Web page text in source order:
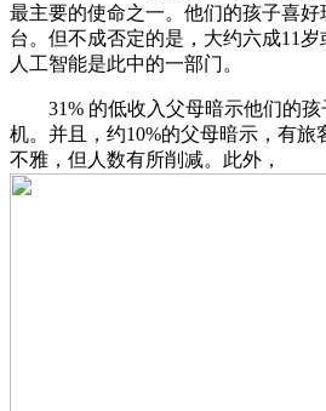
最主要的使命之一。他们的孩子喜好
台。但不成否定的是，大约六成11岁
人工智能是此中的一部门。
31% 的低收入父母暗示他们的孩
机。并且，约10%的父母暗示，有旅
不雅，但人数有所削减。此外，